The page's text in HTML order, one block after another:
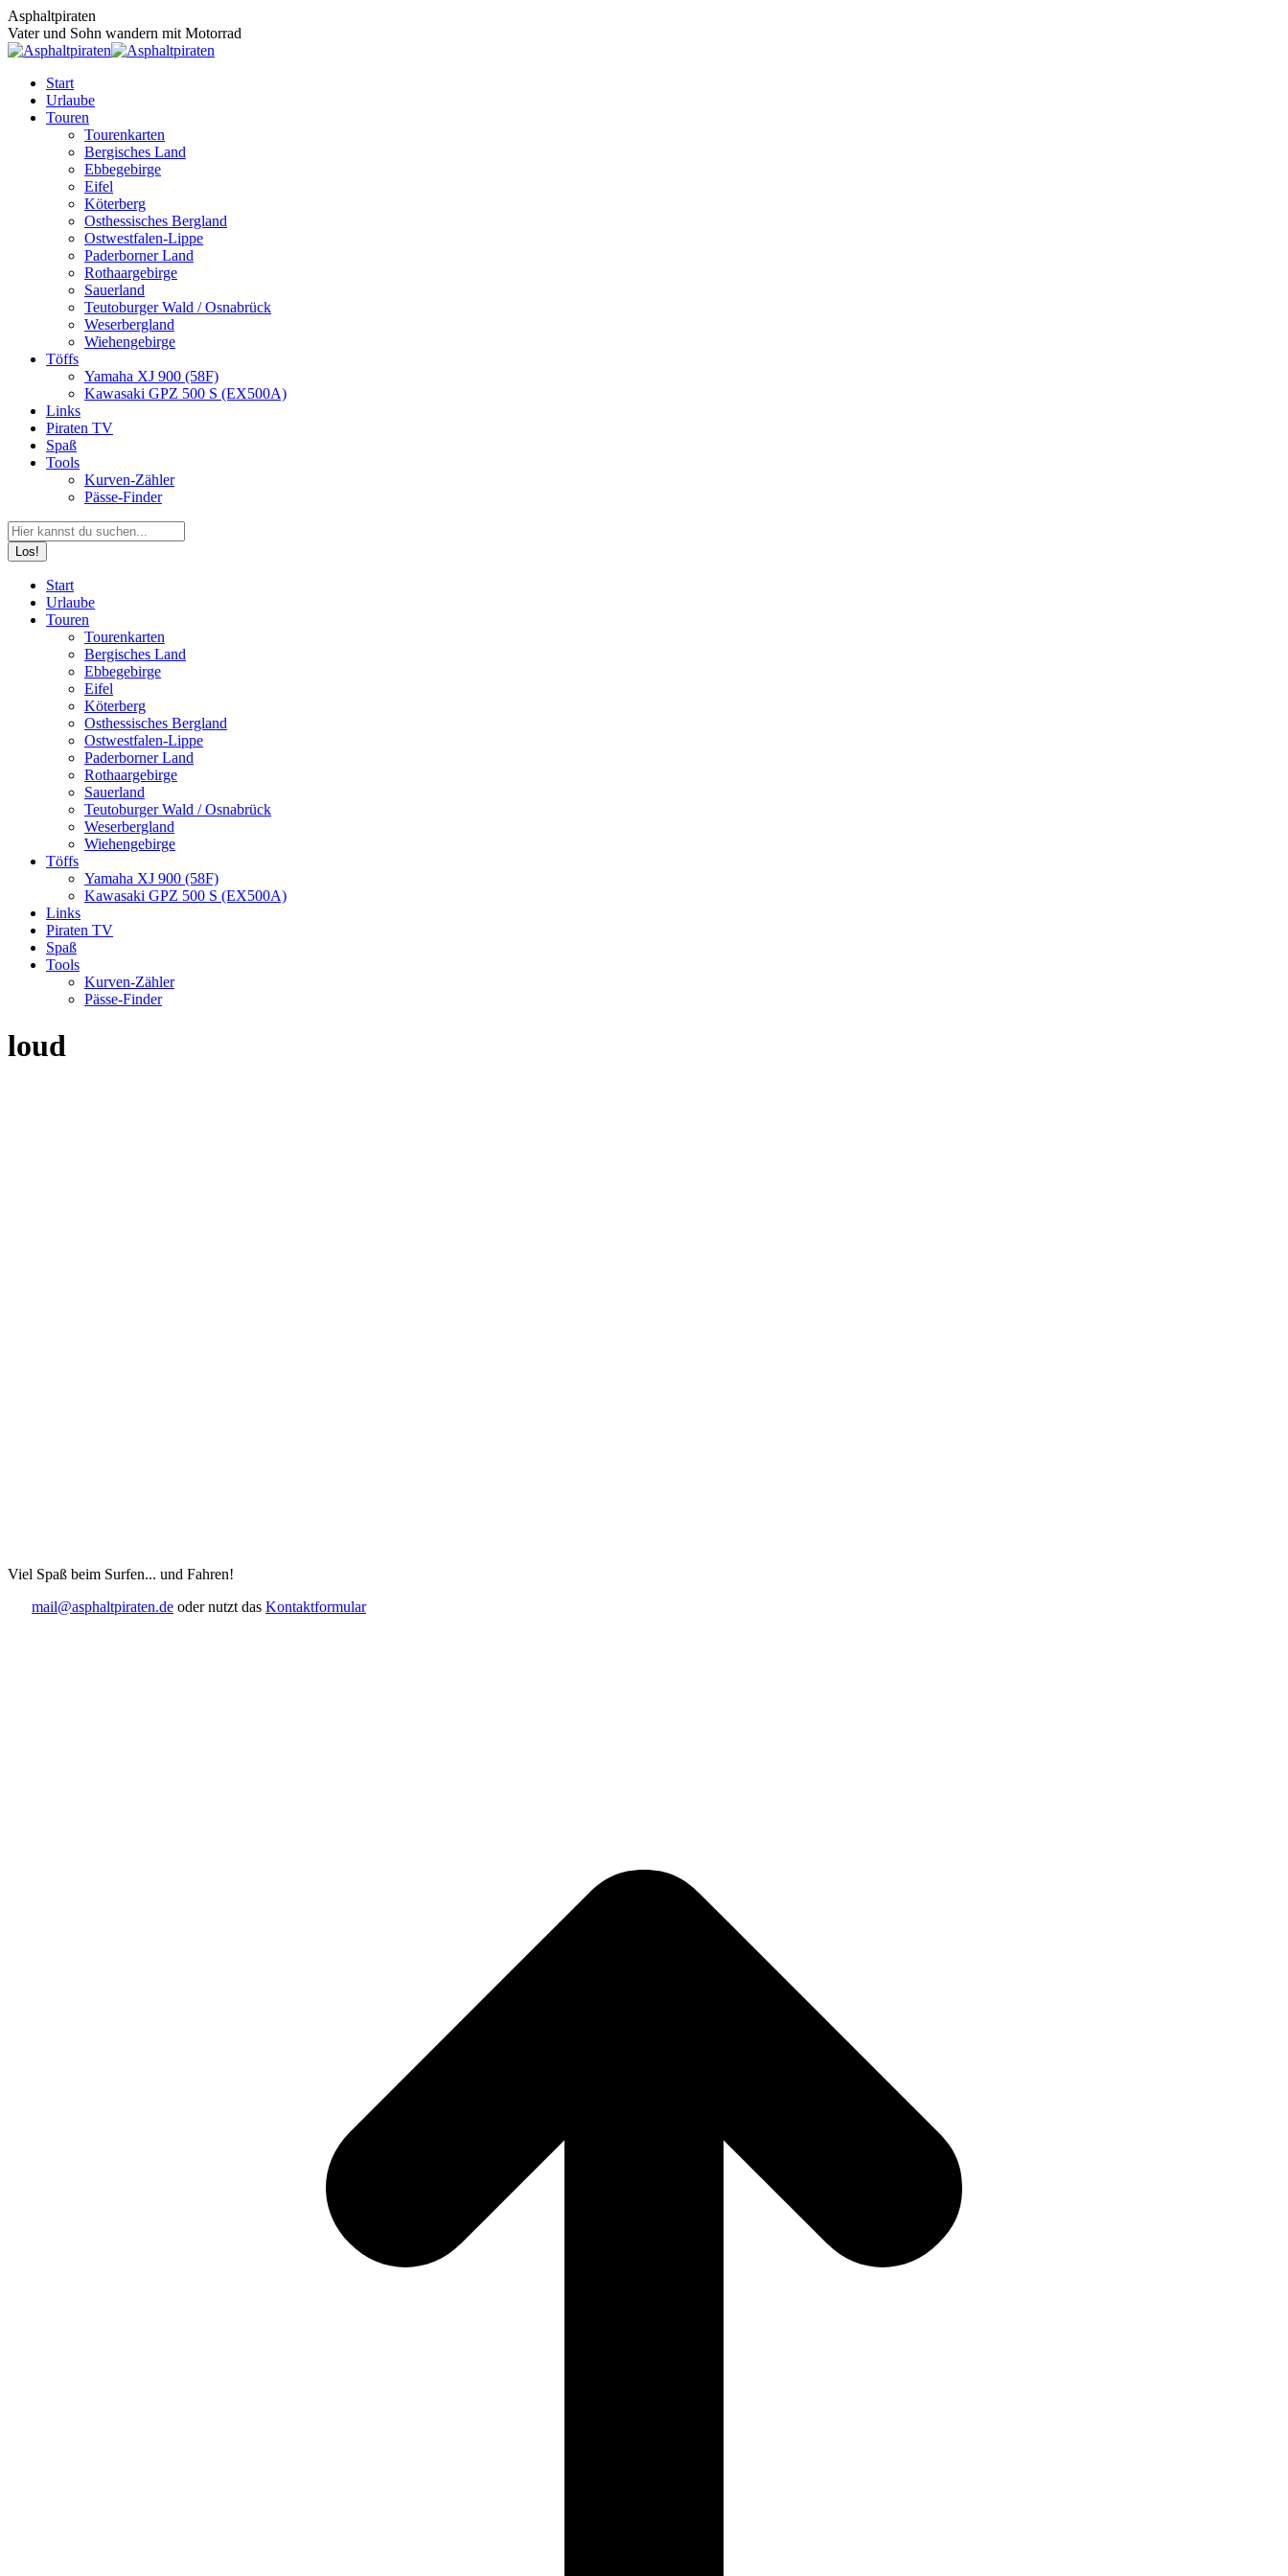
Zum
Inhalt
springen
Asphaltpiraten
Vater und Sohn wandern mit Motorrad
Start
Urlaube
Touren
Tourenkarten
Bergisches Land
Ebbegebirge
Eifel
Köterberg
Osthessisches Bergland
Ostwestfalen-Lippe
Paderborner Land
Rothaargebirge
Sauerland
Teutoburger Wald / Osnabrück
Weserbergland
Wiehengebirge
Töffs
Yamaha XJ 900 (58F)
Kawasaki GPZ 500 S (EX500A)
Links
Piraten TV
Spaß
Tools
Kurven-Zähler
Pässe-Finder
Search:
page
opens
page
opens
page
opens
Start
Urlaube
Touren
Tourenkarten
Bergisches Land
Ebbegebirge
Eifel
Köterberg
Osthessisches Bergland
Ostwestfalen-Lippe
Paderborner Land
Rothaargebirge
Sauerland
Teutoburger Wald / Osnabrück
Weserbergland
Wiehengebirge
Töffs
Yamaha XJ 900 (58F)
Kawasaki GPZ 500 S (EX500A)
Links
Piraten TV
Spaß
Tools
Kurven-Zähler
Pässe-Finder
loud
Viel Spaß beim Surfen... und Fahren!
mail@asphaltpiraten.de oder nutzt das Kontaktformular